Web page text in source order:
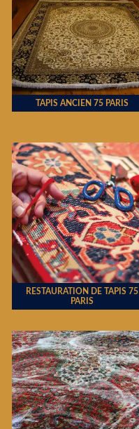
TAPIS ANCIEN 75 PARIS
RESTAURATION DE TAPIS 75
PARIS